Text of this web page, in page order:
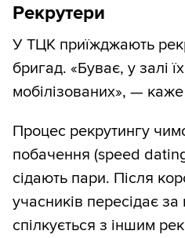
Рекрутери
У ТЦК приїжджають
бригад. «Буває, у залі
мобілізованих», —
Процес рекрутингу
побачення (speed
сідають пари. Після
учасників пересідає за
спілкується з іншим